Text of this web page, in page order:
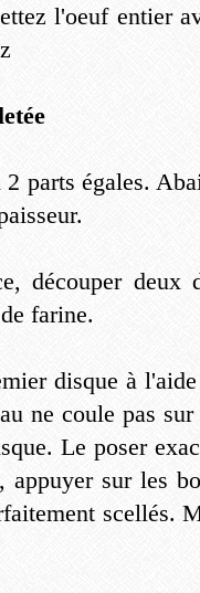
l'oeuf entier
parts égales.
découper deux
farine.
disque à
ne coule pas
Le poser
sur les
scellés.